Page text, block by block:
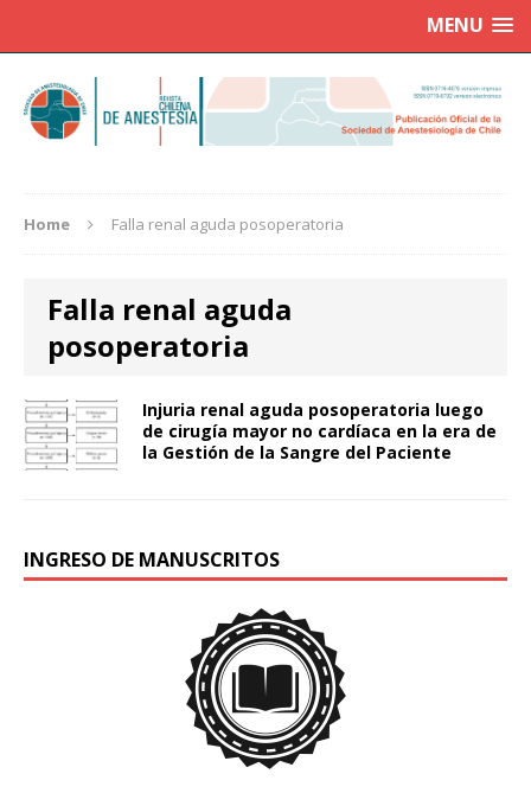
MENU
Home Falla renal aguda posoperatoria
Falla renal aguda
posoperatoria
Injuria renal aguda posoperatoria luego
de cirugía mayor no cardíaca en la era de
la Gestión de la Sangre del Paciente
INGRESO DE MANUSCRITOS